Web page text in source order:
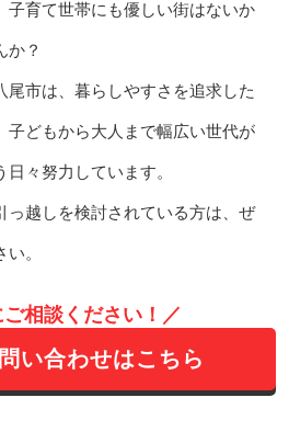
子育て世帯にも優しい街はないか
か？
尾市は、暮らしやすさを追求した
子どもから大人まで幅広い世代が
々努力しています。
っ越しを検討されている方は、ぜ
。
相談ください！／
い合わせはこちら